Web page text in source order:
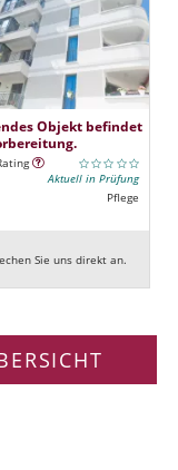
Objekt befindet
Aktuell in Prüfung
Pflege
Sie uns direkt an.